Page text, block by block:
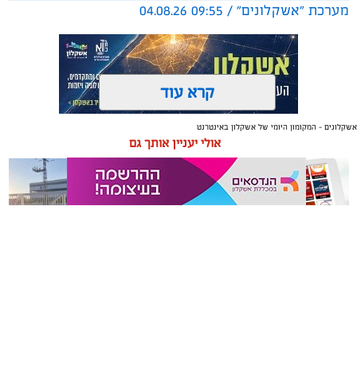
מערכת "אשקלונים" / 09:55 04.08.26
תגים:טקסטיל חדר שינה, שינה
תכנון נכון של חדר השינה משפיע באופן ישיר על איכות
המנוחה, על רמות האנרגיה בבוקר ועל התחושה הכללית
קרא עוד
אשקלונים - המקומון היומי של אשקלון באינטרנט
אולי יעניין אותך גם